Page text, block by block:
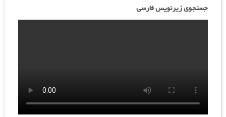
جستجوی زیرنویس فارسی